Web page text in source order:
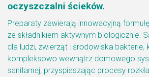
oczyszczalni ścieków.
Preparaty zawierają innowacyjną
ze składnikiem aktywnym biologicznie.
dla ludzi, zwierząt i środowiska bakterie,
kompleksowo wewnątrz domowego
sanitarnej, przyspieszając procesy